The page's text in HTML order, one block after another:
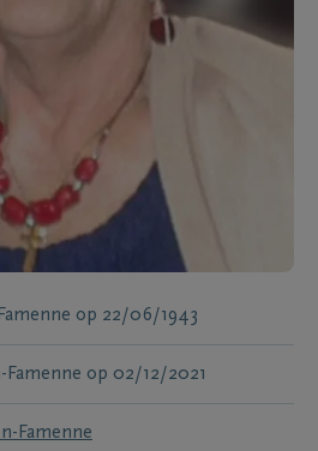
op 22/06/1943
Famenne op 02/12/2021
Famenne